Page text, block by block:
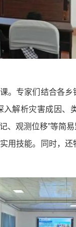
。专家们结合各
解析灾害成因
、观测位移”等简
用技能。同时，